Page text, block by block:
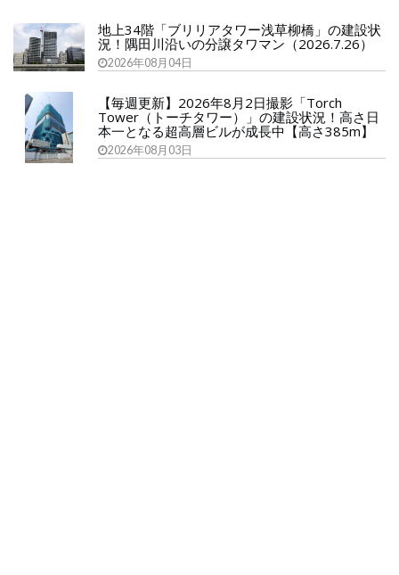
地上34階「ブリリアタワー浅草柳橋」の建設状
況！隅田川沿いの分譲タワマン（2026.7.26）
2026年08月04日
【毎週更新】2026年8月2日撮影「Torch
Tower（トーチタワー）」の建設状況！高さ日
本一となる超高層ビルが成長中【高さ385m】
2026年08月03日